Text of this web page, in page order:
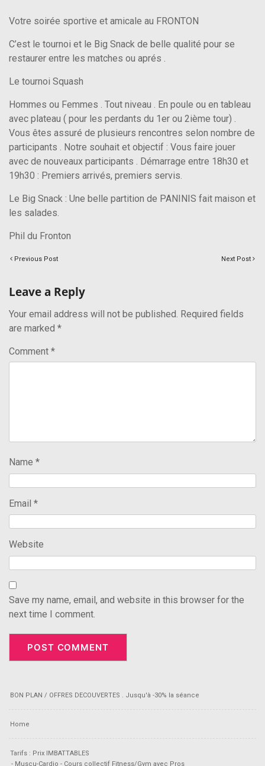
Votre soirée sportive et amicale au FRONTON
C’est le tournoi et le Big Snack de belle qualité pour se
restaurer entre les matches ou aprés .
Le tournoi Squash
Hommes ou Femmes . Tout niveau . En poule ou en tableau
avec plateau ( pour les perdants du 1er ou 2ième tour) .
Vous êtes assuré de plusieurs rencontres selon nombre de
participants . Notre souhait et objectif : Vous faire jouer
avec de nouveaux participants . Démarrage entre 18h30 et
19h30 : Premiers arrivés, premiers servis.
Le Big Snack : Une belle partition de PANINIS fait maison et
les salades.
Phil du Fronton
Previous Post Next Post
Leave a Reply
Your email address will not be published. Required fields
are marked *
Comment *
Name *
Email *
Website
Save my name, email, and website in this browser for the
next time I comment.
BON PLAN / OFFRES DECOUVERTES . Jusqu'à -30% la séance
Home
Tarifs : Prix IMBATTABLES
- Muscu-Cardio - Cours collectif Fitness/Gym avec Pros